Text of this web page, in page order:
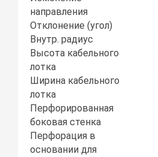
направления
Отклонение (угол)
Внутр. радиус
Высота кабельного
лотка
Ширина кабельного
лотка
Перфорированная
боковая стенка
Перфорация в
основании для